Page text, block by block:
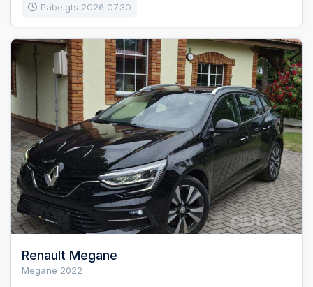
Pabeigts 2026.07.30
Renault Megane
Megane 2022